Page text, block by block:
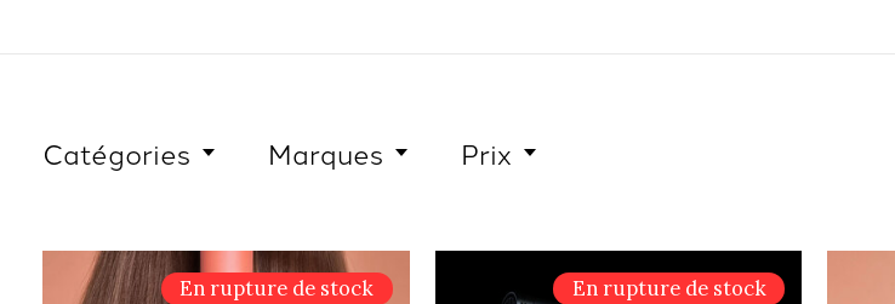
Catégories Marques Prix
En rupture de stock En rupture de stock